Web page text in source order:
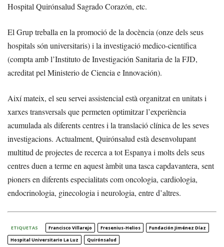
Hospital Quirónsalud Sagrado Corazón, etc.
El Grup treballa en la promoció de la docència (onze dels seus
hospitals són universitaris) i la investigació medico-científica
(compta amb l’Instituto de Investigación Sanitaria de la FJD,
acreditat pel Ministerio de Ciencia e Innovación).
Així mateix, el seu servei assistencial està organitzat en unitats i
xarxes transversals que permeten optimitzar l’experiència
acumulada als diferents centres i la translació clínica de les seves
investigacions. Actualment, Quirónsalud està desenvolupant
multitud de projectes de recerca a tot Espanya i molts dels seus
centres duen a terme en aquest àmbit una tasca capdavantera, sent
pioners en diferents especialitats com oncologia, cardiologia,
endocrinologia, ginecologia i neurologia, entre d’altres.
ETIQUETAS Francisco Villarejo Fresenius-Helios
Fundación Jiménez Díaz
Hospital Universitario La Luz
Quirónsalud